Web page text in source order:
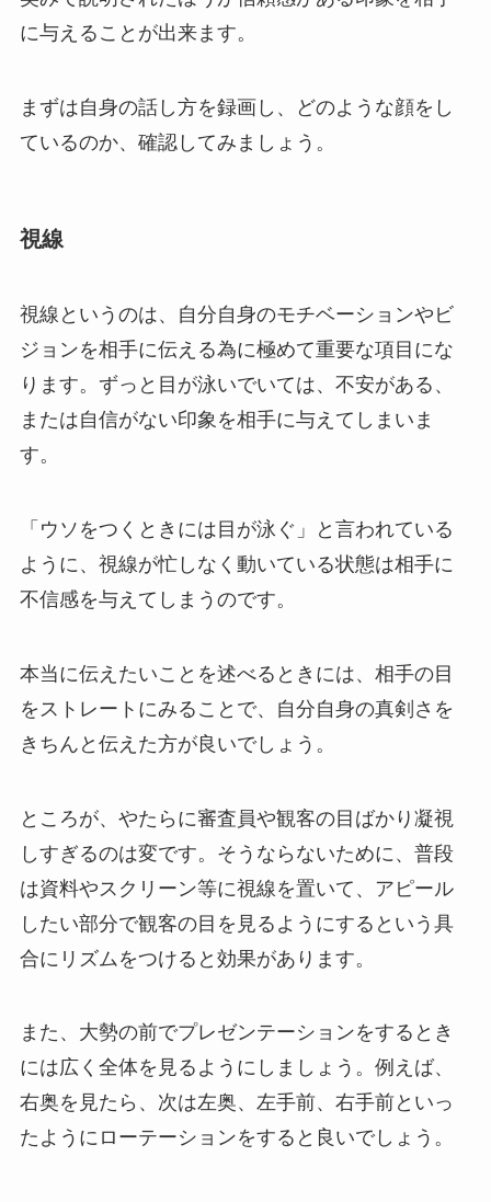
に与えることが出来ます。
まずは自身の話し方を録画し、どのような顔をし
ているのか、確認してみましょう。
視線
視線というのは、自分自身のモチベーションやビ
ジョンを相手に伝える為に極めて重要な項目にな
ります。ずっと目が泳いでいては、不安がある、
または自信がない印象を相手に与えてしまいま
す。
「ウソをつくときには目が泳ぐ」と言われている
ように、視線が忙しなく動いている状態は相手に
不信感を与えてしまうのです。
本当に伝えたいことを述べるときには、相手の目
をストレートにみることで、自分自身の真剣さを
きちんと伝えた方が良いでしょう。
ところが、やたらに審査員や観客の目ばかり凝視
しすぎるのは変です。そうならないために、普段
は資料やスクリーン等に視線を置いて、アピール
したい部分で観客の目を見るようにするという具
合にリズムをつけると効果があります。
また、大勢の前でプレゼンテーションをするとき
には広く全体を見るようにしましょう。例えば、
右奥を見たら、次は左奥、左手前、右手前といっ
たようにローテーションをすると良いでしょう。